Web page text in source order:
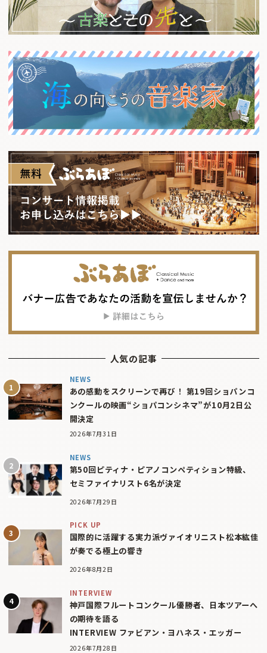
人気の記事
NEWS
あの感動をスクリーンで再び！ 第19回ショパンコ
ンクールの映画“ショパコンシネマ”が10月2日公
開決定
2026年7月31日
NEWS
第50回ピティナ・ピアノコンペティション特級、
セミファイナリスト6名が決定
2026年7月29日
PICK UP
国際的に活躍する実力派ヴァイオリニスト松本紘佳
が奏でる極上の響き
2026年8月2日
INTERVIEW
神戸国際フルートコンクール優勝者、日本ツアーへ
の期待を語る
INTERVIEW ファビアン・ヨハネス・エッガー
2026年7月28日